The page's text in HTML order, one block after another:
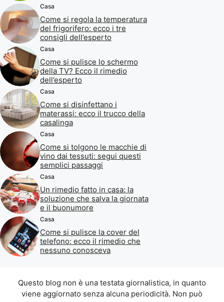
Casa
Come si regola la temperatura
del frigorifero: ecco i tre
consigli dell’esperto
Casa
Come si pulisce lo schermo
della TV? Ecco il rimedio
dell’esperto
Casa
Come si disinfettano i
materassi: ecco il trucco della
casalinga
Casa
Come si tolgono le macchie di
vino dai tessuti: segui questi
semplici passaggi
Casa
Un rimedio fatto in casa: la
soluzione che salva la giornata
e il buonumore
Casa
Come si pulisce la cover del
telefono: ecco il rimedio che
nessuno conosceva
Questo blog non è una testata giornalistica, in quanto
viene aggiornato senza alcuna periodicità. Non può